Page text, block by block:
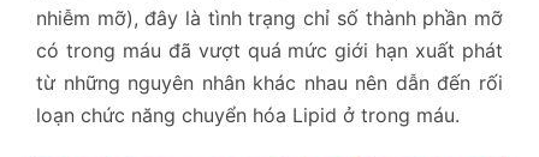
nhiễm mỡ), đây là tình trạng chỉ số thành phần mỡ
có trong máu đã vượt quá mức giới hạn xuất phát
từ những nguyên nhân khác nhau nên dẫn đến rối
loạn chức năng chuyển hóa Lipid ở trong máu.